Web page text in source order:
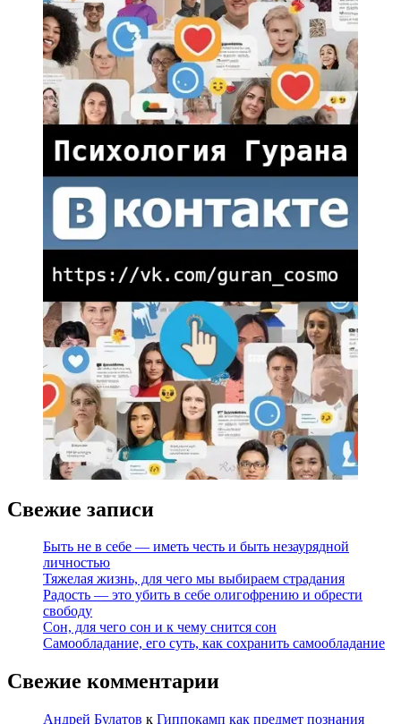
Свежие записи
Быть не в себе — иметь честь и быть незаурядной
личностью
Тяжелая жизнь, для чего мы выбираем страдания
Радость — это убить в себе олигофрению и обрести
свободу
Сон, для чего сон и к чему снится сон
Самообладание, его суть, как сохранить самообладание
Свежие комментарии
Андрей Булатов к Гиппокамп как предмет познания